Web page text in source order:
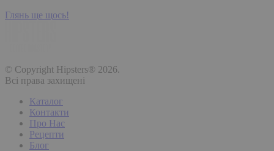
Глянь ще щось!
© Copyright Hipsters® 2026.
Всі права захищені
Каталог
Контакти
Про Нас
Рецепти
Блог